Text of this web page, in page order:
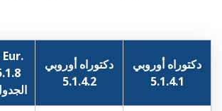
دكتوراه أوروبي
5.1.4.1
دكتوراه أوروبي
5.1.4.2
Eur.